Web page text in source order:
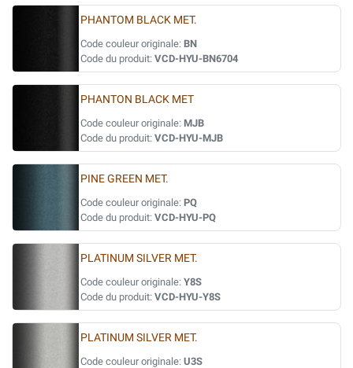
PHANTOM BLACK MET.
Code couleur originale: BN
Code du produit: VCD-HYU-BN6704
PHANTON BLACK MET
Code couleur originale: MJB
Code du produit: VCD-HYU-MJB
PINE GREEN MET.
Code couleur originale: PQ
Code du produit: VCD-HYU-PQ
PLATINUM SILVER MET.
Code couleur originale: Y8S
Code du produit: VCD-HYU-Y8S
PLATINUM SILVER MET.
Code couleur originale: U3S